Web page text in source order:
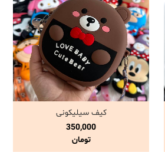
مشاهده و خرید
کیف سیلیکونی
350,000
تومان